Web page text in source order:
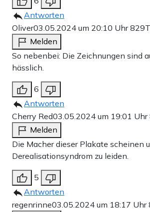
Antworten
Oliver03.05.2024 um 20:10 Uhr829T
Melden
So nebenbei: Die Zeichnungen sind
hässlich.
6
Antworten
Cherry Red03.05.2024 um 19:01 Uhr
Melden
Die Macher dieser Plakate scheinen
Derealisationsyndrom zu leiden.
5
Antworten
regenrinne03.05.2024 um 18:17 Uhr